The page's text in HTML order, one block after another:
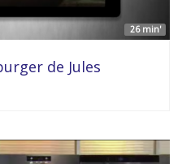
26 min'
de Jules